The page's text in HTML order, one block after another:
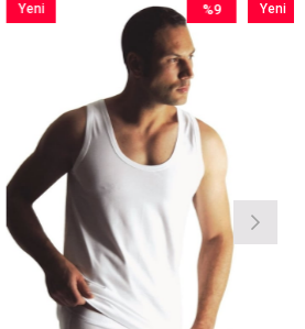
%9
İndirim
%9İndirim
Yeni
Ürün